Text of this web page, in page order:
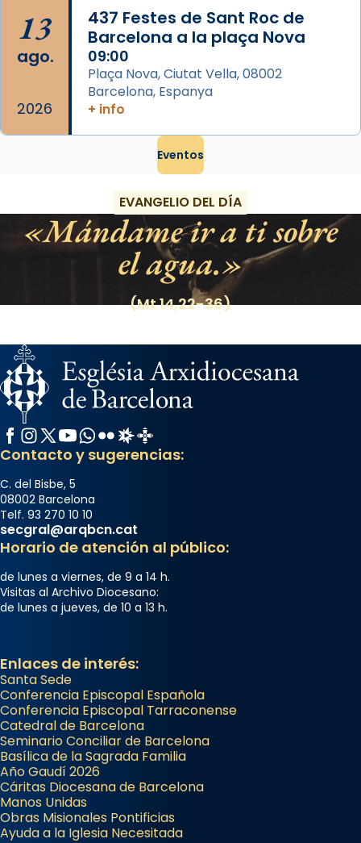
13
ago.
2026
437 Festes de Sant Roc de
Barcelona a la plaça Nova
09:00
Plaça Nova, Ciutat Vella, 08002
Barcelona, Espanya
+ info
Eventos
EVANGELIO DEL DÍA
Mándame ir a ti sobre
el agua.
(Mt 14,22-36)
Facebook
Instagram
X / Twitter
YouTube
WhatsApp
FlickrRadio Estel
Catalunya Cristiana
Contacto y sugerencias:
C. del Bisbe, 5
08002 Barcelona
Telf. 93 270 10 10
secgral@arqbcn.cat
Horario de atención al público:
de lunes a viernes, de 9 a 14 h.
Visitas al Archivo Diocesano:
de lunes a jueves, de 10 a 13 h.
Enlaces de interés:
Santa Sede
Conferencia Episcopal Española
Conferencia Episcopal Tarraconense
Catedral de Barcelona
Seminario Conciliar de Barcelona
Basílica de la Sagrada Familia
Año Gaudí 2026
Cáritas Diocesana de Barcelona
Manos Unidas
Obras Misionales Pontificias
Ayuda a la Iglesia Necesitada